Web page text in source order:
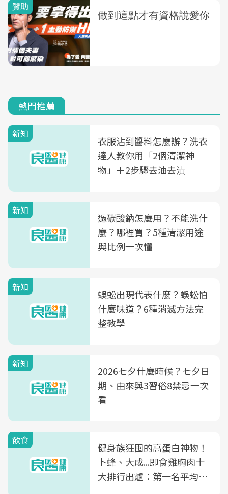
熱門推薦
新知
衣服沾到醬料怎麼辦？洗衣
達人教你用「2個清潔神
物」＋2步驟去油去漬
新知
過碳酸鈉怎麼用？不能洗什
麼？哪裡買？5種清潔用途
與比例一次懂
新知
蜈蚣出現代表什麼？蜈蚣怕
什麼味道？6種消滅方法完
整教學
新知
2026七夕什麼時候？七夕日
期、由來與3習俗8禁忌一次
看
飲食
健身族狂囤的高蛋白神物！
卜蜂、大成...即食雞胸肉十
大排行出爐：第一名平均一